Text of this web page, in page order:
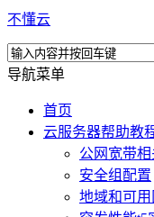
不懂云
导航菜单
首页
云服务器帮助教
公网宽带
安全组配置
地域和可用